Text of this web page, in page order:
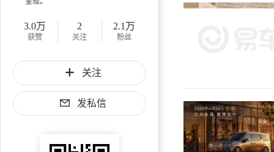
3.0万
获赞
2
关注
2.1万
粉丝
关注
发私信